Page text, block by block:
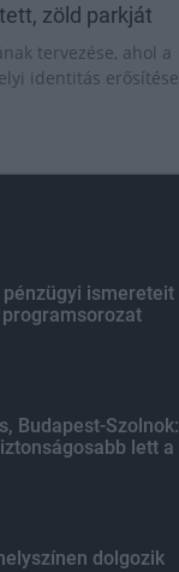
zöld parkját
tervezése, ahol a
identitás erősítése
ismereteit
Budapest-Szolnok:
lett a
dolgozik